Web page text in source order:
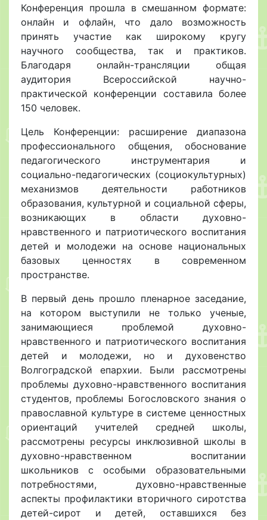
Конференция прошла в смешанном формате:
онлайн и офлайн, что дало возможность
принять участие как широкому кругу
научного сообщества, так и практиков.
Благодаря онлайн-трансляции общая
аудитория Всероссийской научно-
практической конференции составила более
150 человек.
Цель Конференции: расширение диапазона
профессионального общения, обоснование
педагогического инструментария и
социально-педагогических (социокультурных)
механизмов деятельности работников
образования, культурной и социальной сферы,
возникающих в области духовно-
нравственного и патриотического воспитания
детей и молодежи на основе национальных
базовых ценностях в современном
пространстве.
В первый день прошло пленарное заседание,
на котором выступили не только ученые,
занимающиеся проблемой духовно-
нравственного и патриотического воспитания
детей и молодежи, но и духовенство
Волгоградской епархии. Были рассмотрены
проблемы духовно-нравственного воспитания
студентов, проблемы Богословского знания о
православной культуре в системе ценностных
ориентаций учителей средней школы,
рассмотрены ресурсы инклюзивной школы в
духовно-нравственном воспитании
школьников с особыми образовательными
потребностями, духовно-нравственные
аспекты профилактики вторичного сиротства
детей-сирот и детей, оставшихся без